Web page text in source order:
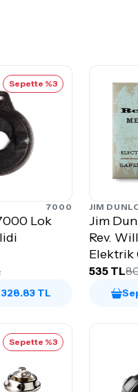
Sepette %3
7000
Lok
TL
JIM
Jim
Rev.
Elektrik
(.008-
535 TL
Sepette %3